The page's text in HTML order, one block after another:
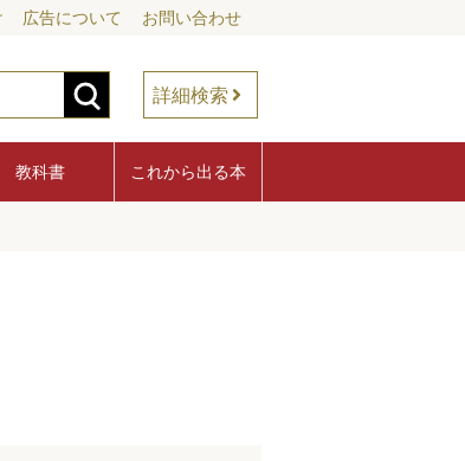
広告について お問い合わせ
詳細検索
教科書 これから出る本